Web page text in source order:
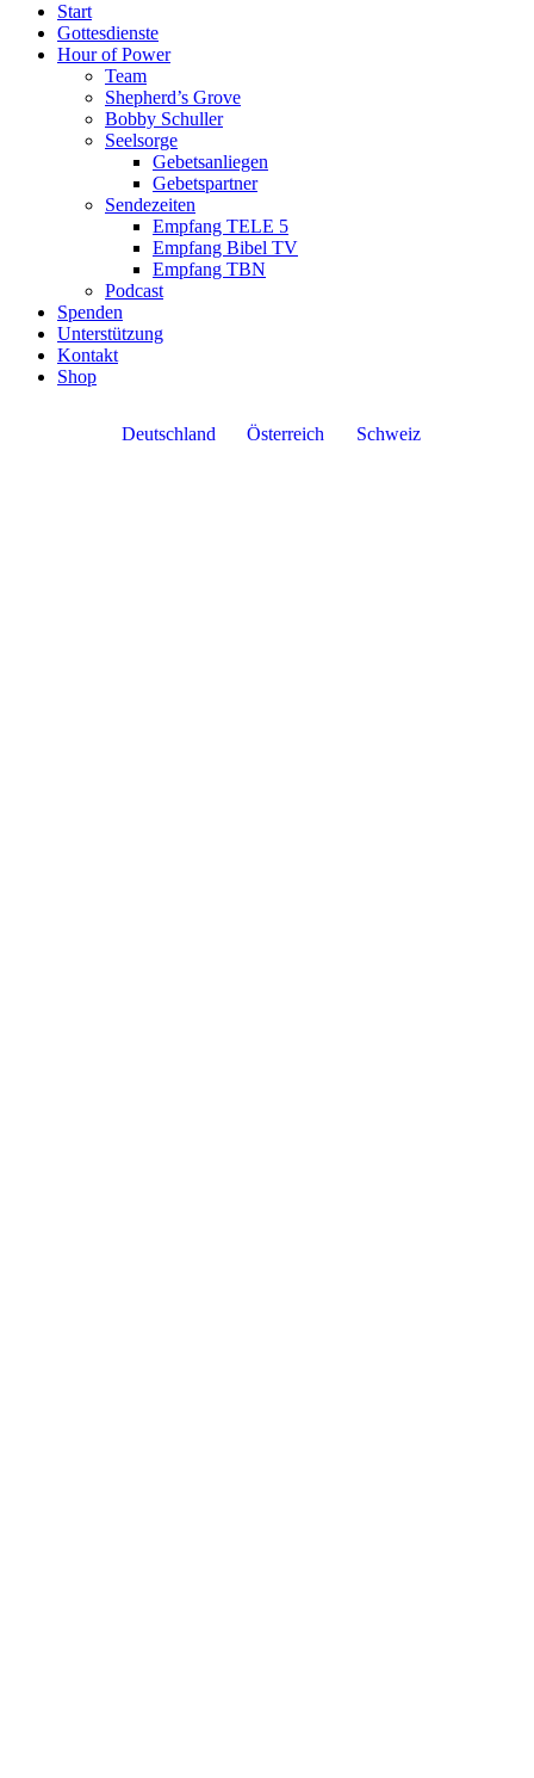
Start
Gottesdienste
Hour of Power
Team
Shepherd’s Grove
Bobby Schuller
Seelsorge
Gebetsanliegen
Gebetspartner
Sendezeiten
Empfang TELE 5
Empfang Bibel TV
Empfang TBN
Podcast
Spenden
Unterstützung
Kontakt
Shop
Deutschland Österreich Schweiz